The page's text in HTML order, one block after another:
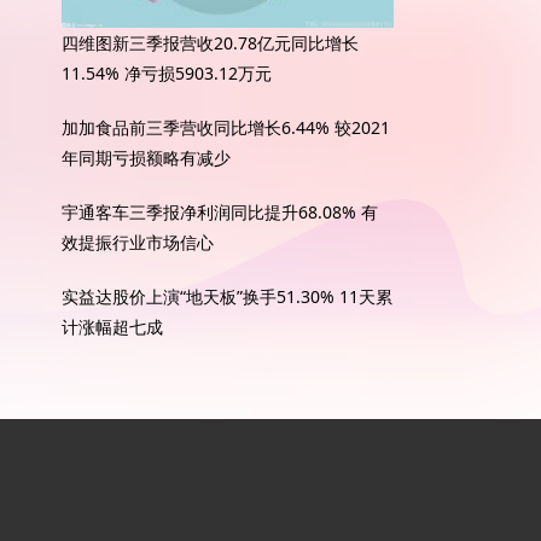
四维图新三季报营收20.78亿元同比增长
11.54% 净亏损5903.12万元
加加食品前三季营收同比增长6.44% 较2021
年同期亏损额略有减少
宇通客车三季报净利润同比提升68.08% 有
效提振行业市场信心
实益达股价上演“地天板”换手51.30% 11天累
计涨幅超七成